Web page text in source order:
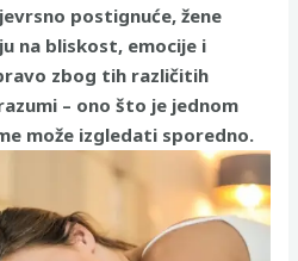
postignuće, žene
na bliskost, emocije i
zbog tih različitih
– ono što je jednom
može izgledati sporedno.